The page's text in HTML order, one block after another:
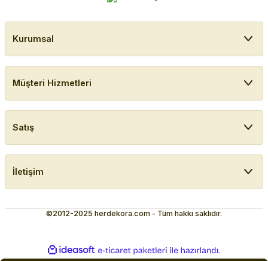
Kurumsal
Müşteri Hizmetleri
Satış
İletişim
©2012-2025 herdekora.com - Tüm hakkı saklıdır.
ideasoft
e-
ticaret
hazırlandı.